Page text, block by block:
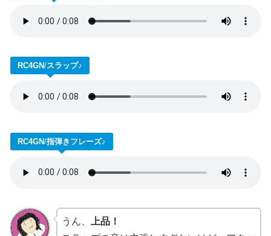
RC4GN/スラップ♪
RC4GN/指弾きフレーズ♪
うん、
上品！